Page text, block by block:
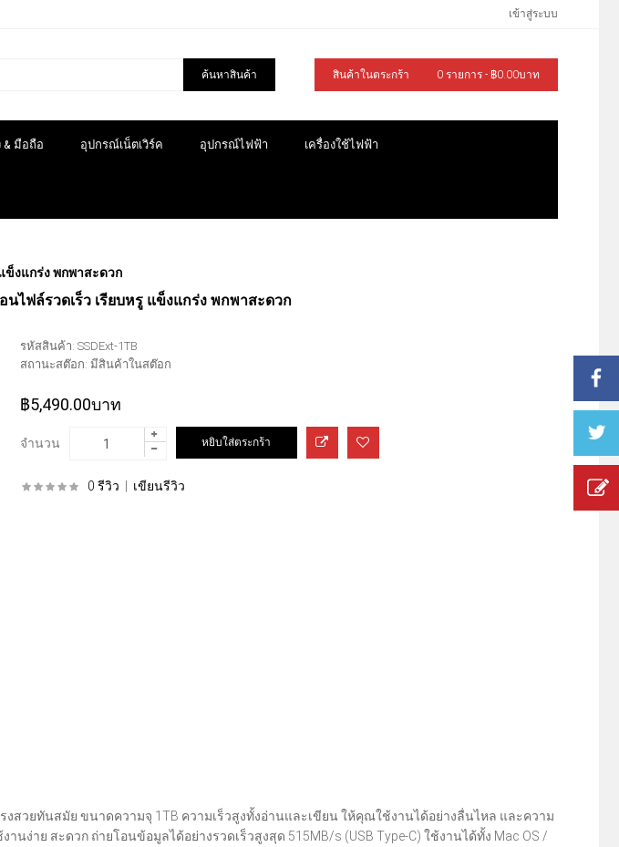
เข้าสู่ระบบ
ค้นหาสินค้า สินค้าในตระกร้า 0 รายการ - ฿0.00บาท
มือถือ อุปกรณ์เน็ตเวิร์ค อุปกรณ์ไฟฟ้า เครื่องใช้ไฟฟ้า
ข็งแกร่ง พกพาสะดวก
โอนไฟล์รวดเร็ว เรียบหรู แข็งแกร่ง พกพาสะดวก
รหัสสินค้า: SSDExt-1TB
สถานะสต๊อก: มีสินค้าในสต๊อก
฿5,490.00บาท
จำนวน
0 รีวิว เขียนรีวิว
งสวยทันสมัย ขนาดความจุ 1TB ความเร็วสูงทั้งอ่านและเขียน ให้คุณใช้งานได้อย่างลื่นไหล และความ
ง่าย สะดวก ถ่ายโอนข้อมูลได้อย่างรวดเร็วสูงสุด 515MB/s (USB Type-C) ใช้งานได้ทั้ง Mac OS /